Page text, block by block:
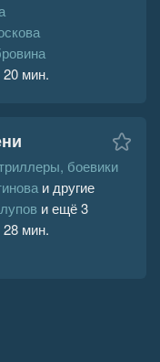
20 мин.
боевики
и другие
и ещё 3
28 мин.